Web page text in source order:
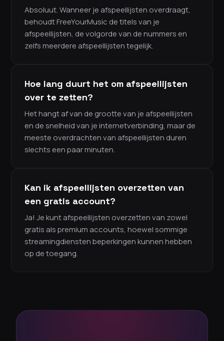
Absoluut. Wanneer je afspeellijsten overdraagt,
behoudt FreeYourMusic de titels van je
afspeellijsten, de volgorde van de nummers en
zelfs meerdere afspeellijsten tegelijk.
Hoe lang duurt het om afspeellijsten
over te zetten?
Het hangt af van de grootte van je afspeellijsten
en de snelheid van je internetverbinding, maar de
meeste overdrachten van afspeellijsten duren
slechts een paar minuten.
Kan ik afspeellijsten overzetten van
een gratis account?
Ja! Je kunt afspeellijsten overzetten van zowel
gratis als premium accounts, hoewel sommige
streamingdiensten beperkingen kunnen hebben
op de toegang.